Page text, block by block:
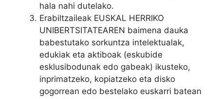
hala nahi dutelako.
Erabiltzaileak EUSKAL HERRIKO
UNIBERTSITATEAREN baimena dauka
babestutako sorkuntza intelektualak,
edukiak eta aktiboak (eskubide
esklusibodunak edo gabeak) ikusteko,
inprimatzeko, kopiatzeko eta disko
gogorrean edo bestelako euskarri batean